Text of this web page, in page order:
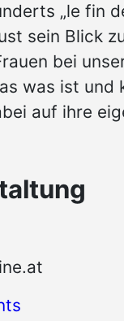
„le fin
sein Blick
bei
was ist und
auf ihre